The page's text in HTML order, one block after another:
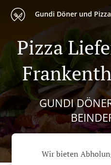
Gundi Döner und
Pizza
GUNDI
Wir bieten